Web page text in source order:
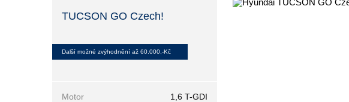
TUCSON GO Czech!
Další možné zvýhodnění až 60.000,-Kč
Motor
1,6 T-GDI